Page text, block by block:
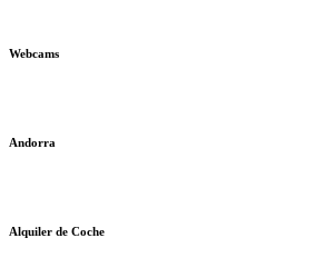
Webcams
Andorra
Alquiler de Coche